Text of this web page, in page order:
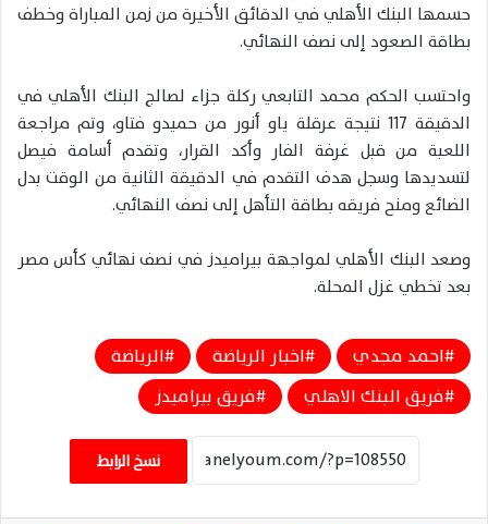
حسمها البنك الأهلي في الدقائق الأخيرة من زمن المباراة وخطف
بطاقة الصعود إلى نصف النهائي.
واحتسب الحكم محمد التابعي ركلة جزاء لصالج البنك الأهلي في
الدقيقة 117 نتيجة عرقلة ياو أنور من حميدو فتاو، وتم مراجعة
اللعبة من قبل غرفة الفار وأكد القرار، وتقدم أسامة فيصل
لتسديدها وسجل هدف التقدم في الدقيقة الثانية من الوقت بدل
الضائع ومنح فريقه بطاقة التأهل إلى نصف النهائي.
وصعد البنك الأهلي لمواجهة بيراميدز في نصف نهائي كأس مصر
بعد تخطي غزل المحلة.
احمد مجدي اخبار الرياضة
الرياضة
فريق البنك الاهلي
فريق بيراميدز
نسخ الرابط